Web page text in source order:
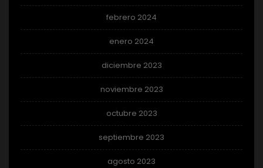
febrero 2024
enero 2024
diciembre 2023
noviembre 2023
octubre 2023
septiembre 2023
agosto 2023